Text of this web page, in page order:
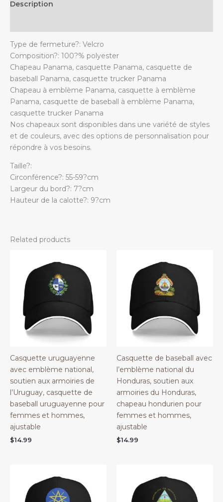
Description
Type de fermeture?: Velcro
Composition?: 100?% polyester
Chapeau Panama, casquette Panama, casquette de
baseball Panama, casquette trucker Panama
Chapeau à emblème Panama, casquette à emblème
Panama, casquette de baseball à emblème Panama,
casquette trucker Panama
Nos chapeaux sont disponibles dans une variété de styles
et de couleurs, avec des options de personnalisation pour
répondre à vos besoins.
Taille?:
Circonférence?: 55-59?cm
Largeur du bord?: 7?cm
Hauteur de la calotte?: 9?cm
Related products
Casquette uruguayenne
avec emblème national,
soutien aux armoiries de
l’Uruguay, casquette de
baseball uruguayenne pour
femmes et hommes,
ajustable
$14.99
Casquette de baseball avec
l’emblème national du
Honduras, soutien aux
armoiries du Honduras,
chapeau hondurien pour
femmes et hommes,
ajustable
$14.99